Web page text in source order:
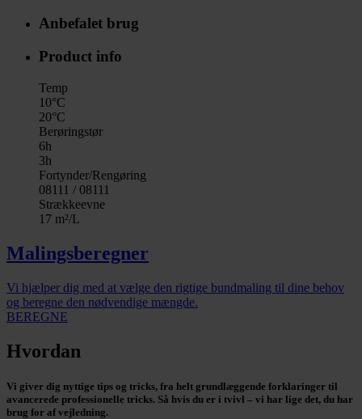
Anbefalet brug
Product info
Temp
10°C
20°C
Berøringstør
6h
3h
Fortynder/Rengøring
08111 / 08111
Strækkeevne
17 m²/L
Malingsberegner
Vi hjælper dig med at vælge den rigtige bundmaling til dine behov
og beregne den nødvendige mængde.
BEREGNE
Hvordan
Vi giver dig nyttige tips og tricks, fra helt grundlæggende forklaringer til
avancerede professionelle tricks. Så hvis du er i tvivl – vi har lige det, du har
brug for af vejledning.